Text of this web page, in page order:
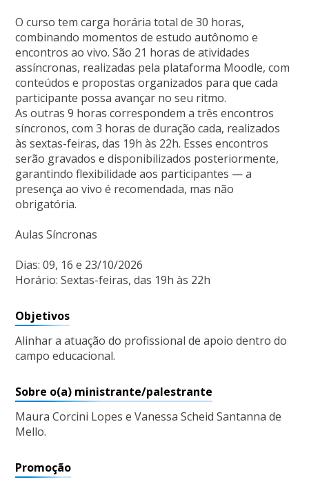
O curso tem carga horária total de 30 horas,
combinando momentos de estudo autônomo e
encontros ao vivo. São 21 horas de atividades
assíncronas, realizadas pela plataforma Moodle, com
conteúdos e propostas organizados para que cada
participante possa avançar no seu ritmo.
As outras 9 horas correspondem a três encontros
síncronos, com 3 horas de duração cada, realizados
às sextas-feiras, das 19h às 22h. Esses encontros
serão gravados e disponibilizados posteriormente,
garantindo flexibilidade aos participantes — a
presença ao vivo é recomendada, mas não
obrigatória.
Aulas Síncronas
Dias: 09, 16 e 23/10/2026
Horário: Sextas-feiras, das 19h às 22h
Objetivos
Alinhar a atuação do profissional de apoio dentro do
campo educacional.
Sobre o(a) ministrante/palestrante
Maura Corcini Lopes e Vanessa Scheid Santanna de
Mello.
Promoção